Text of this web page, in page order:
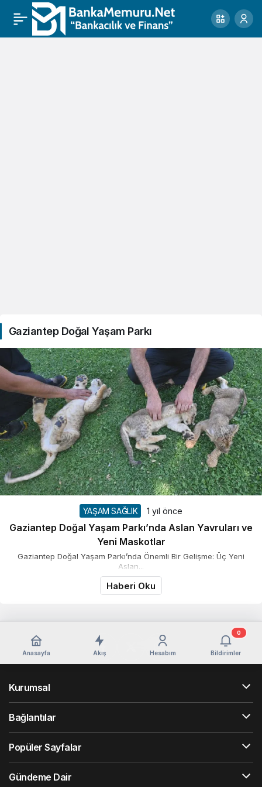
Gaziantep Doğal Yaşam Parkı
YAŞAM SAĞLIK 1 yıl önce
Gaziantep Doğal Yaşam Parkı’nda Aslan Yavruları ve
Yeni Maskotlar
Gaziantep Doğal Yaşam Parkı’nda Önemli Bir Gelişme: Üç Yeni
Aslan...
Haberi Oku
Anasayfa Akış Hesabım Bildirimler
0
Kurumsal
Bağlantılar
Popüler Sayfalar
Gündeme Dair